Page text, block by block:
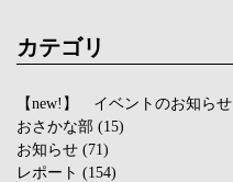
カテゴリ
【new!】 イベントのお知らせ
おさかな部 (15)
お知らせ (71)
レポート (154)